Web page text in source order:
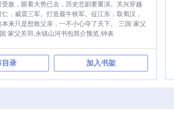
敌，眼看大势已去，历史悲剧要重演。关兴穿越
，威震三军。打造最牛铁军。征江东，取蜀汉，
来只是想救父亲，一不小心夺了天下。 三国:家父
:家父关羽,永镇山河书包简介预览,钟表
目录 加入书架